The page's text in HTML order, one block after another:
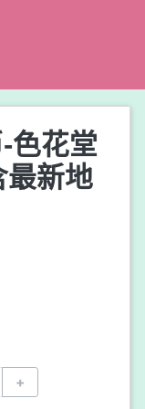
色花堂
最新地
+